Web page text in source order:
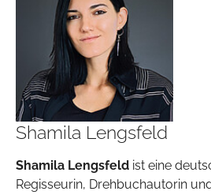
Shamila Lengsfeld
Shamila Lengsfeld ist eine
Regisseurin, Drehbuchautorin